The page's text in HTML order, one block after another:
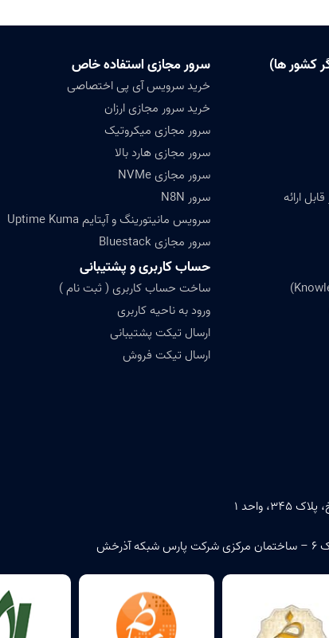
کشور ها) سرور مجازی استفاده خاص
خرید سرویس آی پی اختصاصی
خرید سرور مجازی ارزان
سرور مجازی میکروتیک
سرور مجازی هارد بالا
سرور مجازی NVMe
سرور N8N
سرویس مانیتورینگ و آپتایم Uptime Kuma
سرور مجازی Bluestack
حساب کاربری و پشتیبانی
ساخت حساب کاربری ( ثبت نام )
ورود به ناحیه کاربری
ارسال تیکت پشتیبانی
ارسال تیکت فروش
واحد ۱